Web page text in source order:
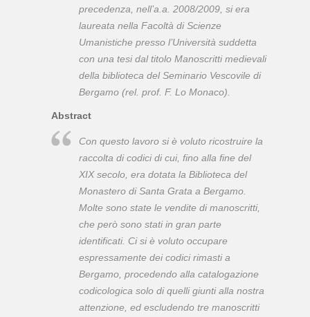
precedenza, nell’a.a. 2008/2009, si era
laureata nella Facoltà di Scienze
Umanistiche presso l’Università suddetta
con una tesi dal titolo Manoscritti medievali
della biblioteca del Seminario Vescovile di
Bergamo (rel. prof. F. Lo Monaco).
Abstract
Con questo lavoro si è voluto ricostruire la
raccolta di codici di cui, fino alla fine del
XIX secolo, era dotata la Biblioteca del
Monastero di Santa Grata a Bergamo.
Molte sono state le vendite di manoscritti,
che però sono stati in gran parte
identificati. Ci si è voluto occupare
espressamente dei codici rimasti a
Bergamo, procedendo alla catalogazione
codicologica solo di quelli giunti alla nostra
attenzione, ed escludendo tre manoscritti